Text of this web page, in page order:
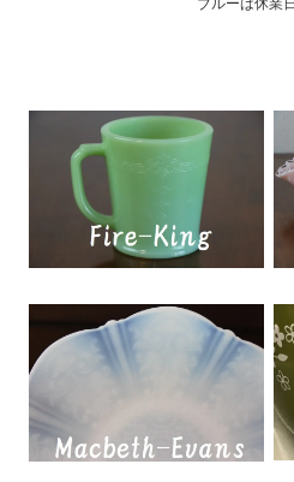
ブルーは休業